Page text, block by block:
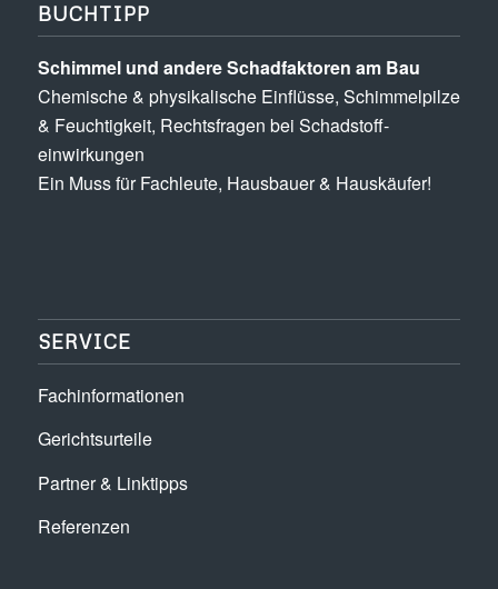
BUCHTIPP
Schimmel und andere Schad­­faktoren am Bau
Chemische & physikalische Einflüsse, Schimmel­pilze
& Feuchtigkeit, Rechts­fragen bei Schadstoff­
einwirkungen
Ein Muss für Fachleute, Hausbauer & Hauskäufer!
SERVICE
Fachinformationen
Gerichtsurteile
Partner & Linktipps
Referenzen